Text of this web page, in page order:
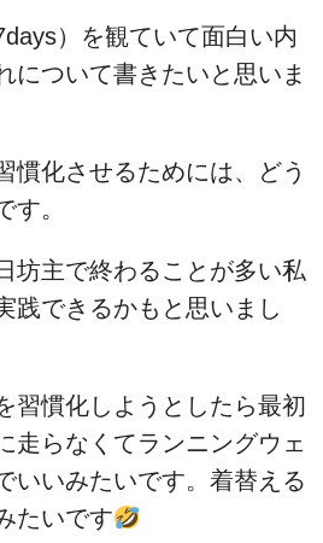
）を観ていて面白い内
について書きたいと思いま
慣化させるためには、どう
す。
坊主で終わることが多い私
践できるかもと思いまし
習慣化しようとしたら最初
走らなくてランニングウェ
いいみたいです。着替える
たいです